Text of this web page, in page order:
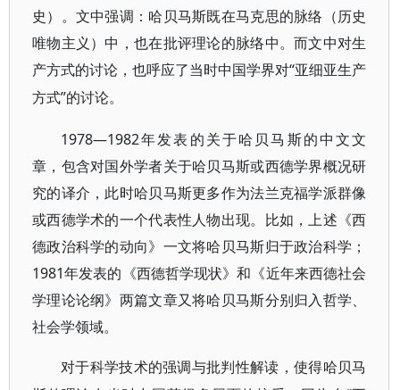
史）。文中强调：哈贝马斯既在马克思的脉络（历史
唯物主义）中，也在批评理论的脉络中。而文中对生
产方式的讨论，也呼应了当时中国学界对“亚细亚生产
方式”的讨论。
1978—1982年发表的关于哈贝马斯的中文文
章，包含对国外学者关于哈贝马斯或西德学界概况研
究的译介，此时哈贝马斯更多作为法兰克福学派群像
或西德学术的一个代表性人物出现。比如，上述《西
德政治科学的动向》一文将哈贝马斯归于政治科学；
1981年发表的《西德哲学现状》和《近年来西德社会
学理论论纲》两篇文章又将哈贝马斯分别归入哲学、
社会学领域。
对于科学技术的强调与批判性解读，使得哈贝马